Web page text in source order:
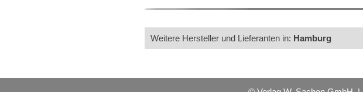
Weitere Hersteller und Lieferanten in: Hamburg